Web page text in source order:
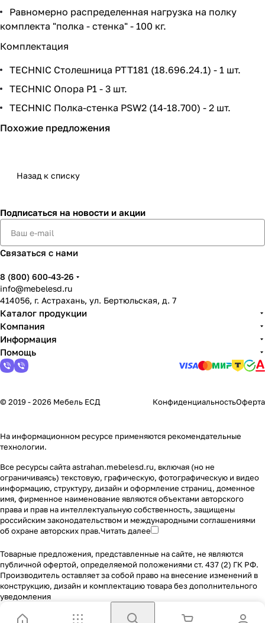
Равномерно распределенная нагрузка на полку
комплекта "полка - стенка" - 100 кг.
Комплектация
TECHNIC Столешница PTT181 (18.696.24.1) - 1 шт.
TECHNIC Опора P1 - 3 шт.
TECHNIC Полка-стенка PSW2 (14-18.700) - 2 шт.
Похожие предложения
Назад к списку
Подписаться на новости и акции
Связаться с нами
8 (800) 600-43-26
info@mebelesd.ru
414056, г. Астрахань, ул. Бертюльская, д. 7
Каталог продукции
Компания
Информация
Помощь
© 2019 - 2026 Мебель ЕСД КонфиденциальностьОферта
На информационном ресурсе применяются рекомендательные
технологии.
Все ресурсы сайта astrahan.mebelesd.ru, включая (но не
ограничиваясь) текстовую, графическую, фотографическую и видео
информацию, структуру, дизайн и оформление страниц, доменное
имя, фирменное наименование являются объектами авторского
права и прав на интеллектуальную собственность, защищены
российским законодательством и международными соглашениями
об охране авторских прав.Читать далее
Товарные предложения, представленные на сайте, не являются
публичной офертой, определяемой положениями ст. 437 (2) ГК РФ.
Производитель оставляет за собой право на внесение изменений в
конструкцию, дизайн и комплектацию товара без дополнительного
уведомления